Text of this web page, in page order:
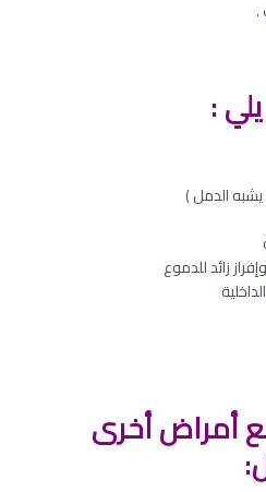
.
:
الدمل )
زائد للدموع
أمراض أخرى